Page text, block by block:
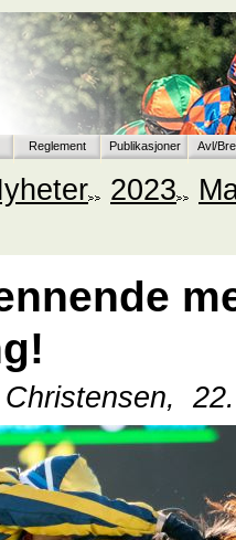
Reglement Publikasjoner Avl/
2023